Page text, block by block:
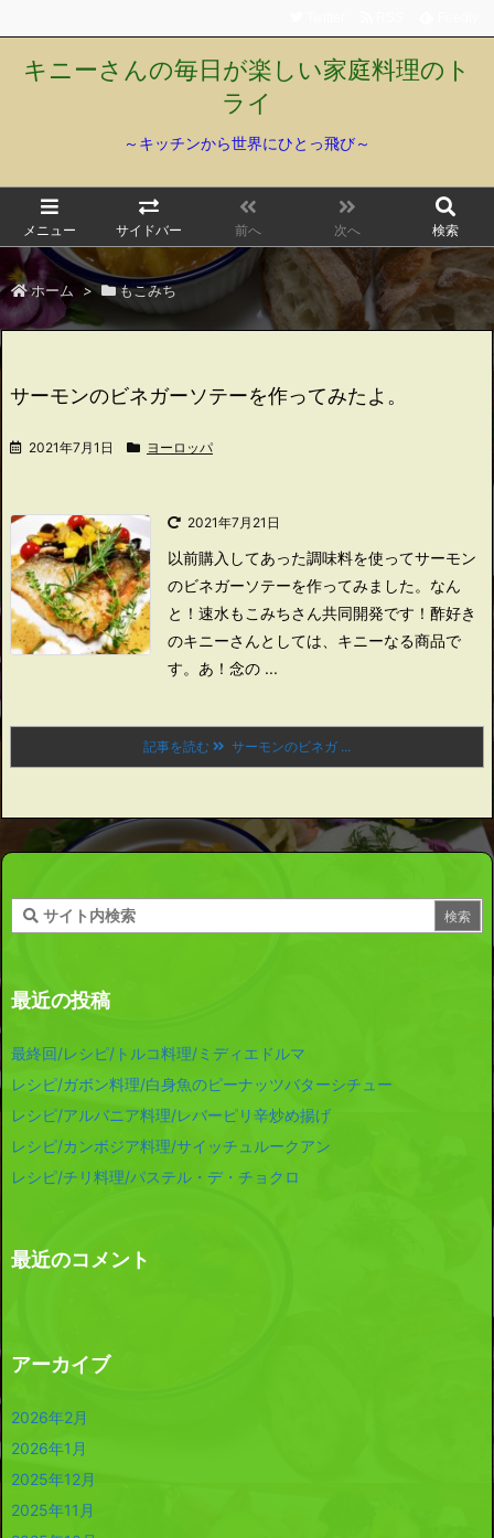
キニーさんの毎日が楽しい家庭料理のト
ライ
～キッチンから世界にひとっ飛び～
メニュー サイドバー 前へ 次へ 検索
ホーム > もこみち
サーモンのビネガーソテーを作ってみたよ。
2021年7月1日 ヨーロッパ
2021年7月21日
以前購入してあった調味料を使ってサーモン
のビネガーソテーを作ってみました。 なん
と！ 速水もこみちさん共同開発です！ 酢好き
のキニーさんとしては、キニーなる商品で
す。 あ！ 念の ...
記事を読む サーモンのビネガ ...
最近の投稿
最終回/レシピ/トルコ料理/ミディエドルマ
レシピ/ガボン料理/白身魚のピーナッツバターシチュー
レシピ/アルバニア料理/レバーピリ辛炒め揚げ
レシピ/カンボジア料理/サイッチュルークアン
レシピ/チリ料理/パステル・デ・チョクロ
最近のコメント
アーカイブ
2026年2月
2026年1月
2025年12月
2025年11月